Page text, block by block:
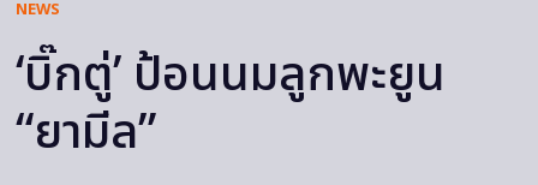
NEWS
‘บิ๊กตู่’ ป้อนนมลูกพะยูน
“ยามีล”